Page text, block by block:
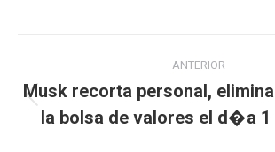
Navegación
entre
publicaciones
ANTERIOR
Publicación
anterior:
Musk recorta personal,
la bolsa de valores el d�a